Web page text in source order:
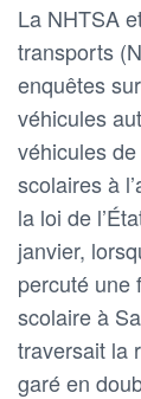
La NHTSA
transports
enquêtes
véhicules
véhicules
scolaires à
la loi de
janvier,
percuté une
scolaire à
traversait la
garé en